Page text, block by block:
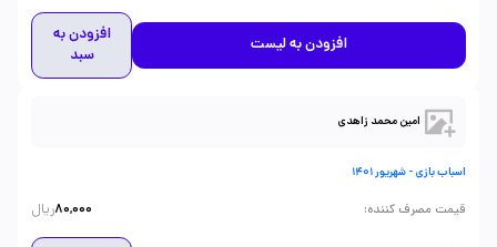
افزودن به لیست
افزودن به
سبد
امین محمد زاهدی
اسباب بازی - شهریور 1401
قیمت مصرف کننده:
80,000ریال